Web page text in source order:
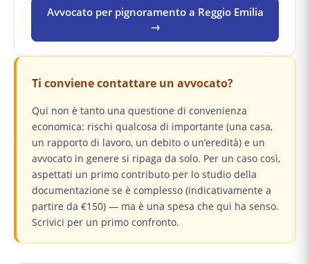
Avvocato per pignoramento a Reggio Emilia
→
Ti conviene contattare un avvocato?
Qui non è tanto una questione di convenienza
economica: rischi qualcosa di importante (una casa,
un rapporto di lavoro, un debito o un’eredità) e un
avvocato in genere si ripaga da solo. Per un caso così,
aspettati un primo contributo per lo studio della
documentazione se è complesso (indicativamente a
partire da €150) — ma è una spesa che qui ha senso.
Scrivici per un primo confronto.